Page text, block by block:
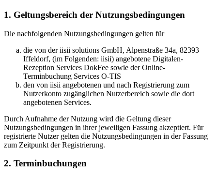
1. Geltungsbereich der Nutzungsbedingungen
Die nachfolgenden Nutzungsbedingungen gelten für
die von der iisii solutions GmbH, Alpenstraße 34a, 82393
Iffeldorf, (im Folgenden: iisii) angebotene Digitalen-
Rezeption Services DokFee sowie der Online-
Terminbuchung Services O-TIS
den von iisii angebotenen und nach Registrierung zum
Nutzerkonto zugänglichen Nutzerbereich sowie die dort
angebotenen Services.
Durch Aufnahme der Nutzung wird die Geltung dieser
Nutzungsbedingungen in ihrer jeweiligen Fassung akzeptiert. Für
registrierte Nutzer gelten die Nutzungsbedingungen in der Fassung
zum Zeitpunkt der Registrierung.
2. Terminbuchungen